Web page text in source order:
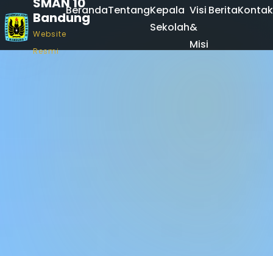
Bandung
Website
Resmi
BerandaTentangKepala
Sekolah
Visi
&
Misi
BeritaKontak